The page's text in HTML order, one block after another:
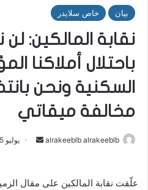
بيان خاص سلايدر
نقابة المالكين:
باحتلال أملاكنا
السكنية ونحن
مخالفة ميقاتي
alrakeeblb alrakeeblb
ل
يوليو 5, 2024
علّقت نقابة المالكين على مقال